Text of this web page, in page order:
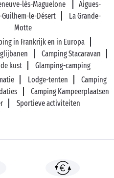
lès-Maguelone
Aigues-
Guilhem-le-Désert
La Grande-
Motte
in Frankrijk en in Europa
Camping Stacaravan
kust
Glamping-camping
Lodge-tenten
Camping
Camping Kampeerplaatsen
Sportieve activiteiten